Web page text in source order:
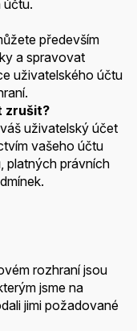
účtu.
především
a spravovat
uživatelského účtu
zrušit?
uživatelský účet
vašeho účtu
platných právních
rozhraní jsou
jsme na
jimi požadované